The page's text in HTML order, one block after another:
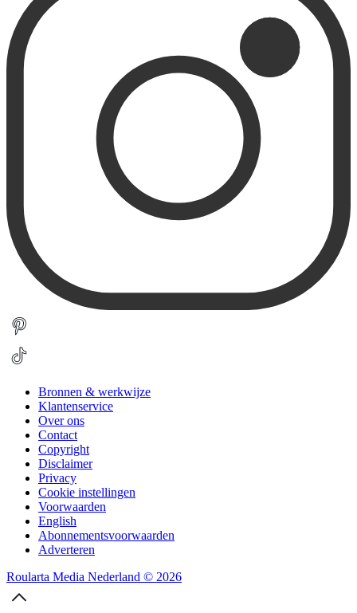
Bronnen & werkwijze
Klantenservice
Over ons
Contact
Copyright
Disclaimer
Privacy
Cookie instellingen
Voorwaarden
English
Abonnementsvoorwaarden
Adverteren
Roularta Media Nederland © 2026